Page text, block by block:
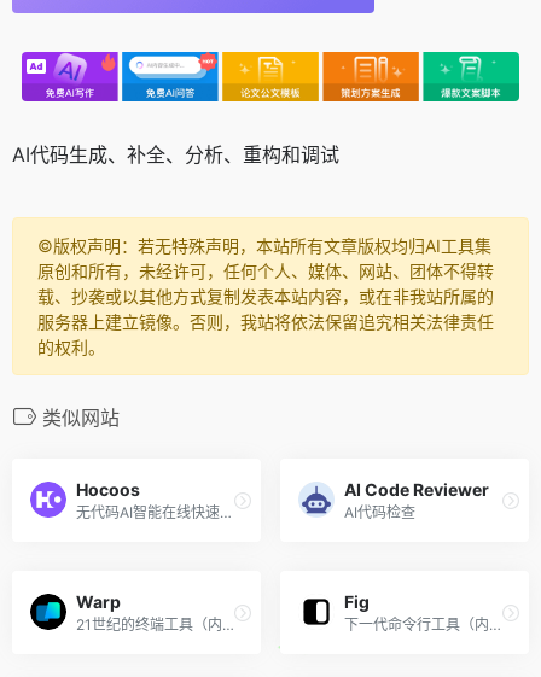
AI代码生成、补全、分析、重构和调试
©️版权声明：若无特殊声明，本站所有文章版权均归AI工具集
原创和所有，未经许可，任何个人、媒体、网站、团体不得转
载、抄袭或以其他方式复制发表本站内容，或在非我站所属的
服务器上建立镜像。否则，我站将依法保留追究相关法律责任
的权利。
类似网站
Hocoos
无代码AI智能在线快速创建网站
AI Code Reviewer
AI代码检查
Warp
21世纪的终端工具（内置AI命令搜索）
Fig
下一代命令行工具（内置AI终端命令自动补全）